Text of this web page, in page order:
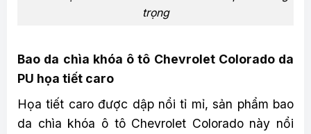
trọng
Bao da chìa khóa ô tô Chevrolet Colorado da
PU họa tiết caro
Họa tiết caro được dập nổi tỉ mỉ, sản phẩm bao
da chìa khóa ô tô Chevrolet Colorado này nổi